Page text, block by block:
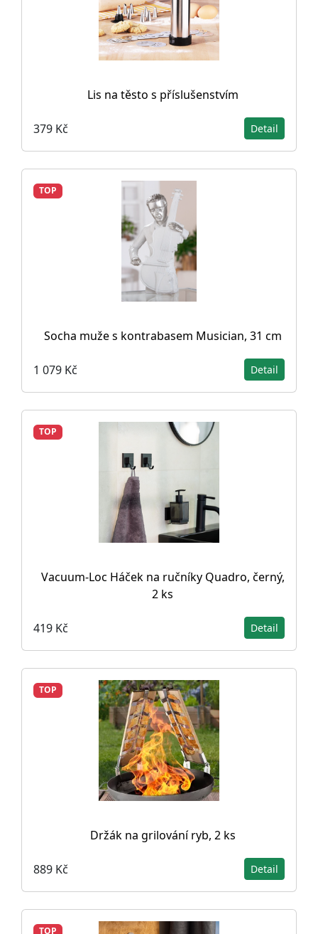
Lis na těsto s příslušenstvím
379 Kč Detail
TOP
Socha muže s kontrabasem Musician, 31 cm
1 079 Kč Detail
TOP
Vacuum-Loc Háček na ručníky Quadro, černý,
2 ks
419 Kč Detail
TOP
Držák na grilování ryb, 2 ks
889 Kč Detail
TOP